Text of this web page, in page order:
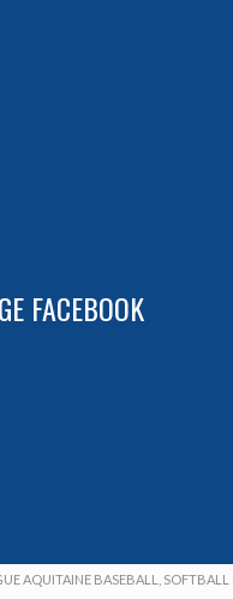
FACEBOOK
AQUITAINE BASEBALL, SOFTBALL